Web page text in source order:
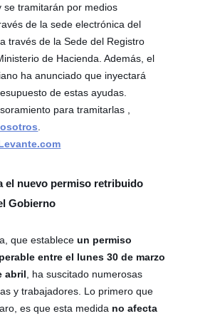
se tramitarán por medios
de la sede electrónica del
través de la Sede del Registro
de Hacienda. Además, el
ha anunciado que inyectará
de estas ayudas.
para tramitarlas ,
el nuevo permiso retribuido
Gobierno
que estableceun permiso
entre el lunes 30 de marzo
abril , ha suscitado numerosas
y trabajadores. Lo primero que
es que esta medida no afecta